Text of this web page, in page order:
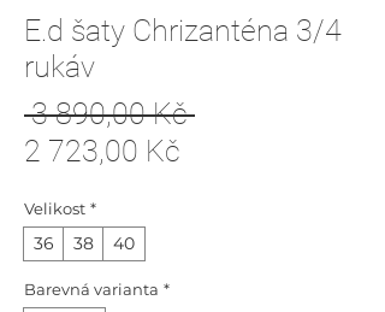
E.d šaty Chrizanténa 3/4
rukáv
3 890,00 Kč Běžná
2 723,00 Kč
Velikost *
36 38 40
Barevná varianta *